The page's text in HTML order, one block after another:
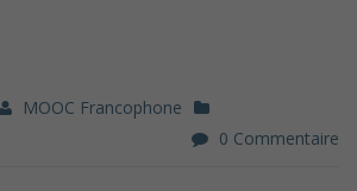
MOOC Francophone
0 Commentaire